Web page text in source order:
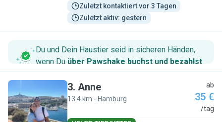
Zuletzt kontaktiert vor 3 Tagen
Zuletzt aktiv: gestern
Du und Dein Haustier seid in sicheren Händen,
wenn Du über Pawshake buchst und bezahlst.
A
3. Anne
13.4 km - Hamburg
ab
35 €
/tag